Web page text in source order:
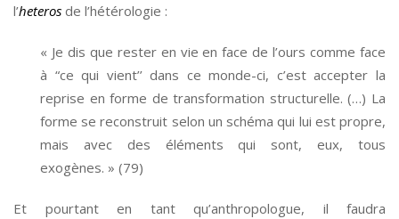
l’heteros de l’hétérologie :
« Je dis que rester en vie en face de l’ours comme face
à “ce qui vient’’ dans ce monde-ci, c’est accepter la
reprise en forme de transformation structurelle. (…) La
forme se reconstruit selon un schéma qui lui est propre,
mais avec des éléments qui sont, eux, tous
exogènes. » (79)
Et pourtant en tant qu’anthropologue, il faudra